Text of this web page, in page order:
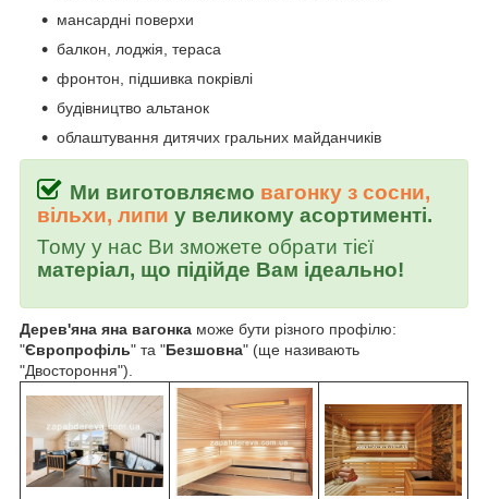
мансардні поверхи
балкон, лоджія, тераса
фронтон, підшивка покрівлі
будівництво альтанок
облаштування дитячих гральних майданчиків
Ми виготовляємо вагонку з сосни,
вільхи, липи у великому асортименті.
Тому у нас Ви зможете обрати тієї
матеріал, що підійде Вам ідеально!
Дерев'яна яна вагонка може бути різного профілю:
"Європрофіль" та "Безшовна" (ще називають
"Двостороння").